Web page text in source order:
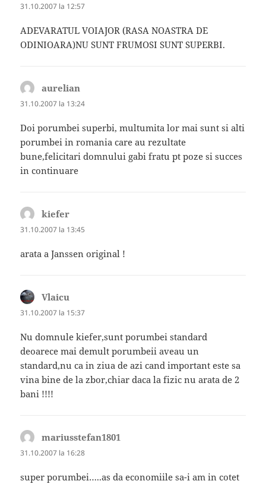
31.10.2007 la 12:57
ADEVARATUL VOIAJOR (RASA NOASTRA DE
ODINIOARA)NU SUNT FRUMOSI SUNT SUPERBI.
aurelian
31.10.2007 la 13:24
Doi porumbei superbi, multumita lor mai sunt si alti
porumbei in romania care au rezultate
bune,felicitari domnului gabi fratu pt poze si succes
in continuare
kiefer
31.10.2007 la 13:45
arata a Janssen original !
Vlaicu
31.10.2007 la 15:37
Nu domnule kiefer,sunt porumbei standard
deoarece mai demult porumbeii aveau un
standard,nu ca in ziua de azi cand important este sa
vina bine de la zbor,chiar daca la fizic nu arata de 2
bani !!!!
mariusstefan1801
31.10.2007 la 16:28
super porumbei…..as da economiile sa-i am in cotet